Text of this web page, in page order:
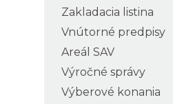
Zakladacia listina
Vnútorné predpisy
Areál SAV
Výročné správy
Výberové konania